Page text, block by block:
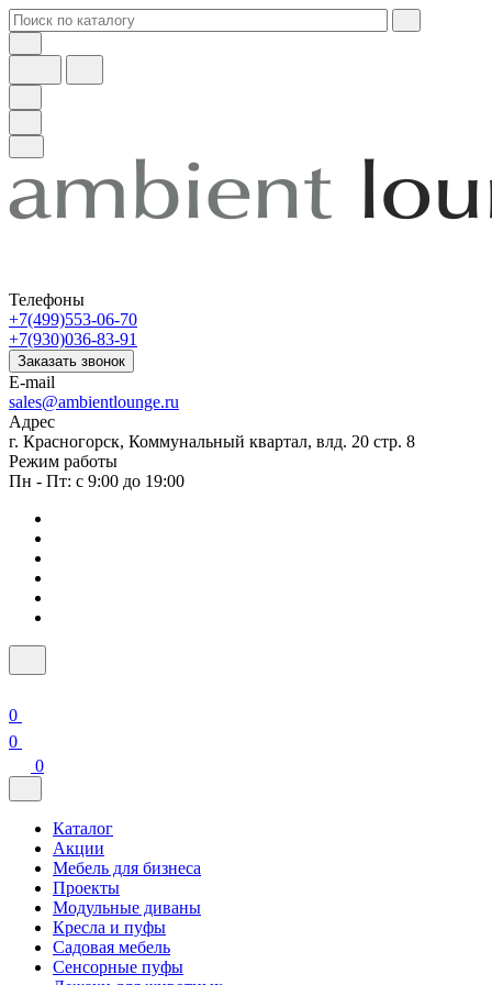
Телефоны
+7(499)553-06-70
+7(930)036-83-91
Заказать звонок
E-mail
sales@ambientlounge.ru
Адрес
г. Красногорск, Коммунальный квартал, влд. 20 стр. 8
Режим работы
Пн - Пт: с 9:00 до 19:00
0
0
0
Каталог
Акции
Мебель для бизнеса
Проекты
Модульные диваны
Кресла и пуфы
Садовая мебель
Сенсорные пуфы